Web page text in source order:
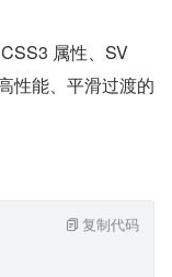
属性、SV
性能、平滑过渡的
复制代码